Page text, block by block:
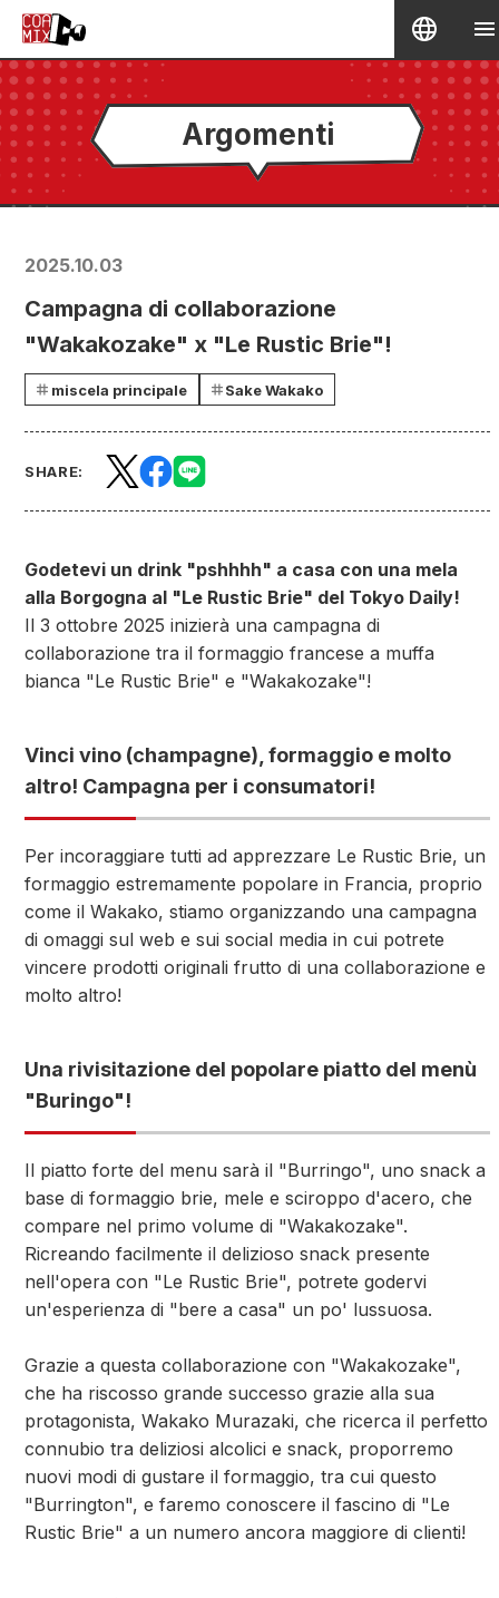
Argomenti
2025.10.03
Campagna di collaborazione
"Wakakozake" x "Le Rustic Brie"!
miscela principale Sake Wakako
SHARE:
Godetevi un drink "pshhhh" a casa con una mela
alla Borgogna al "Le Rustic Brie" del Tokyo Daily!
Il 3 ottobre 2025 inizierà una campagna di
collaborazione tra il formaggio francese a muffa
bianca "Le Rustic Brie" e "Wakakozake"!
Vinci vino (champagne), formaggio e molto
altro! Campagna per i consumatori!
Per incoraggiare tutti ad apprezzare Le Rustic Brie, un
formaggio estremamente popolare in Francia, proprio
come il Wakako, stiamo organizzando una campagna
di omaggi sul web e sui social media in cui potrete
vincere prodotti originali frutto di una collaborazione e
molto altro!
Una rivisitazione del popolare piatto del menù
"Buringo"!
Il piatto forte del menu sarà il "Burringo", uno snack a
base di formaggio brie, mele e sciroppo d'acero, che
compare nel primo volume di "Wakakozake".
Ricreando facilmente il delizioso snack presente
nell'opera con "Le Rustic Brie", potrete godervi
un'esperienza di "bere a casa" un po' lussuosa.
Grazie a questa collaborazione con "Wakakozake",
che ha riscosso grande successo grazie alla sua
protagonista, Wakako Murazaki, che ricerca il perfetto
connubio tra deliziosi alcolici e snack, proporremo
nuovi modi di gustare il formaggio, tra cui questo
"Burrington", e faremo conoscere il fascino di "Le
Rustic Brie" a un numero ancora maggiore di clienti!